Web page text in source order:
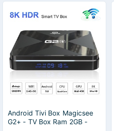
Android Tivi Box Magicsee
G2+ - TV Box Ram 2GB -